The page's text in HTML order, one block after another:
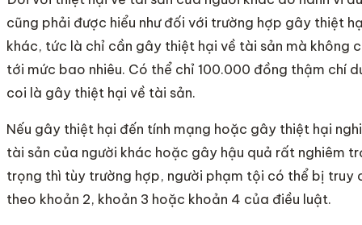
cũng phải được hiểu như đối với trường hợp gây thiệt
khác, tức là chỉ cần gây thiệt hại về tài sản mà không
tới mức bao nhiêu. Có thể chỉ 100.000 đồng thậm chí
coi là gây thiệt hại về tài sản.
Nếu gây thiệt hại đến tính mạng hoặc gây thiệt hại
tài sản của người khác hoặc gây hậu quả rất nghiêm
trọng thì tùy trường hợp, người phạm tội có thể bị truy
theo khoản 2, khoản 3 hoặc khoản 4 của điều luật.